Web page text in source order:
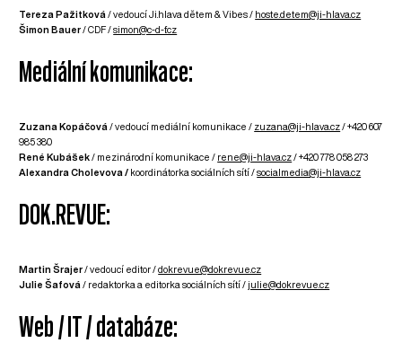
Tereza Pažitková / vedoucí Ji.hlava dětem & Vibes / hoste.detem@ji-hlava.cz
Šimon Bauer / CDF /simon@c-d-f.cz
Mediální komunikace:
Zuzana Kopáčová / vedoucí mediální komunikace / zuzana@ji-hlava.cz / +420 607
985 380
René Kubášek / mezinárodní komunikace / rene@ji-hlava.cz / +420 778 058 273
Alexandra Cholevova / koordinátorka sociálních sítí /socialmedia@ji-hlava.cz
DOK.REVUE:
Martin Šrajer / vedoucí editor /dokrevue@dokrevue.cz
Julie Šafová / redaktorka a editorka sociálních sítí / julie@dokrevue.cz
Web / IT / databáze: